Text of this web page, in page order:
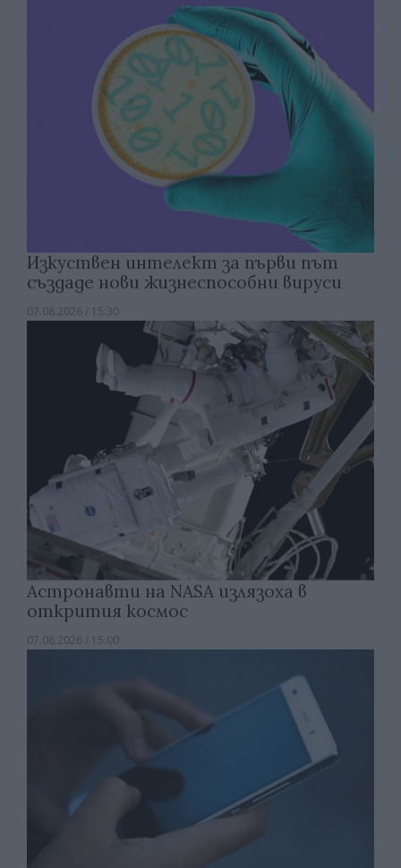
Изкуствен интелект за първи път
създаде нови жизнеспособни вируси
07.08.2026 / 15:30
Астронавти на NASA излязоха в
открития космос
07.08.2026 / 15:00